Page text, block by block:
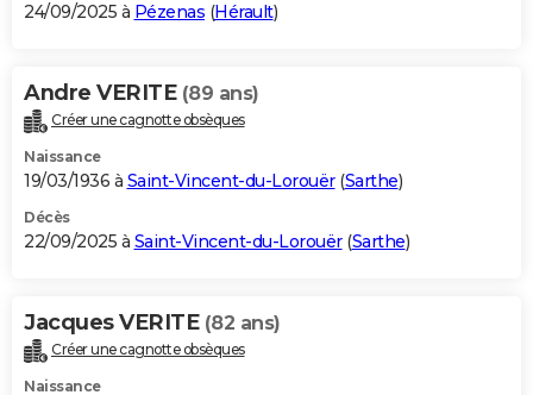
24/09/2025 à Pézenas (Hérault)
Andre VERITE (89 ans)
Créer une cagnotte obsèques
Naissance
19/03/1936 à Saint-Vincent-du-Lorouër(Sarthe)
Décès
22/09/2025 à Saint-Vincent-du-Lorouër(Sarthe)
Jacques VERITE (82 ans)
Créer une cagnotte obsèques
Naissance